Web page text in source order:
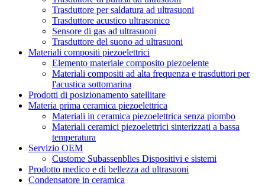
Trasduttore per saldatura ad ultrasuoni
Trasduttore acustico ultrasonico
Sensore di gas ad ultrasuoni
Trasduttore del suono ad ultrasuoni
Materiali compositi piezoelettrici
Elemento materiale composito piezoelente
Materiali compositi ad alta frequenza e trasduttori per
l'acustica sottomarina
Prodotti di posizionamento satellitare
Materia prima ceramica piezoelettrica
Materiali in ceramica piezoelettrica senza piombo
Materiali ceramici piezoelettrici sinterizzati a bassa
temperatura
Servizio OEM
Custome Subassenblies Dispositivi e sistemi
Prodotto medico e di bellezza ad ultrasuoni
Condensatore in ceramica